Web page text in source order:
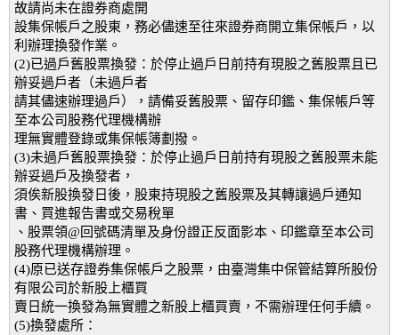
故請尚未在證券商處開
設集保帳戶之股東，務必儘速至往來證券商開立集保帳戶，以
利辦理換發作業。
(2)已過戶舊股票換發：於停止過戶日前持有現股之舊股票且已
辦妥過戶者（未過戶者
請其儘速辦理過戶），請備妥舊股票、留存印鑑、集保帳戶等
至本公司股務代理機構辦
理無實體登錄或集保帳簿劃撥。
(3)未過戶舊股票換發：於停止過戶日前持有現股之舊股票未能
辦妥過戶及換發者，
須俟新股換發日後，股東持現股之舊股票及其轉讓過戶通知
書、買進報告書或交易稅單
、股票領@回號碼清單及身份證正反面影本、印鑑章至本公司
股務代理機構辦理。
(4)原已送存證券集保帳戶之股票，由臺灣集中保管結算所股份
有限公司於新股上櫃買
賣日統一換發為無實體之新股上櫃買賣，不需辦理任何手續。
(5)換發處所：